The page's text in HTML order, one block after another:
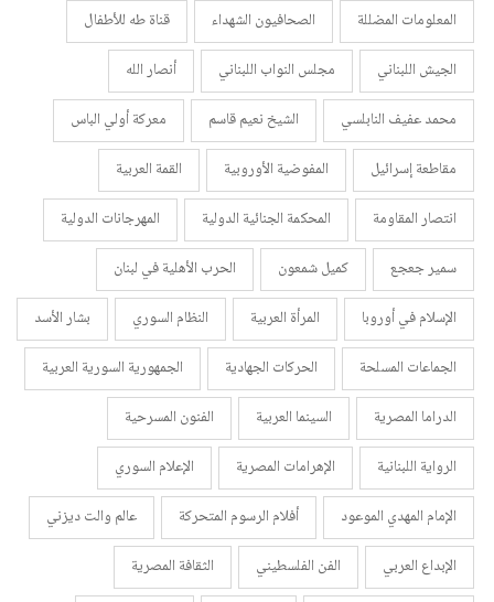
المعلومات المضللة
الصحافيون الشهداء
قناة طه للأطفال
الجيش اللبناني
مجلس النواب اللبناني
أنصار الله
محمد عفيف النابلسي
الشيخ نعيم قاسم
معركة أولي الباس
مقاطعة إسرائيل
المفوضية الأوروبية
القمة العربية
انتصار المقاومة
المحكمة الجنائية الدولية
المهرجانات الدولية
سمير جعجع
كميل شمعون
الحرب الأهلية في لبنان
الإسلام في أوروبا
المرأة العربية النظام السوري
بشار الأسد
الجماعات المسلحة
الحركات الجهادية
الجمهورية السورية العربية
الدراما المصرية
السينما العربية
الفنون المسرحية
الرواية اللبنانية
الإهرامات المصرية
الإعلام السوري
الإمام المهدي الموعود
أفلام الرسوم المتحركة
عالم والت ديزني
الإبداع العربي
الفن الفلسطيني
الثقافة المصرية